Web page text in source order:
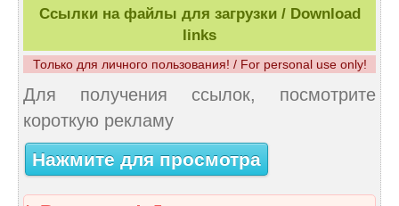
Ссылки на файлы для загрузки / Download
links
Только для личного пользования! / For personal use only!
Для получения ссылок, посмотрите
короткую рекламу
Нажмите для просмотра